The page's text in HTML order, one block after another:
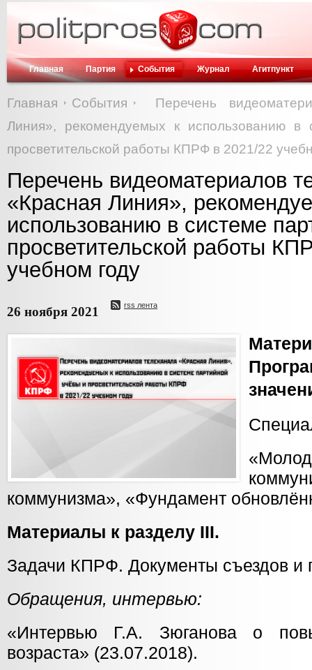
Главная Партия События Журнал Агитпункт
Главная События
Перечень
Линия», рекомендуемых к использованию в
просветительской работы КПРФ в 2021/22
Перечень видеоматериалов
«Красная Линия»,
использованию в системе
просветительской работы
учебном году
26 ноября 2021 rss лента
коммунизма», «Фундамент
Материалы к разделу III.
Задачи КПРФ. Документы съездов и
Обращения, интервью:
«Интервью Г.А. Зюганова о
возраста» (23.07.2018).